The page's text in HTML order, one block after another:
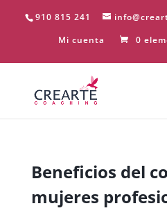
910 815 241
Mi cuenta
0
Beneficios del
mujeres